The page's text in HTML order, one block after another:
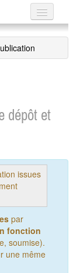
dépôt et
issues
par
fonction
soumise).
une même